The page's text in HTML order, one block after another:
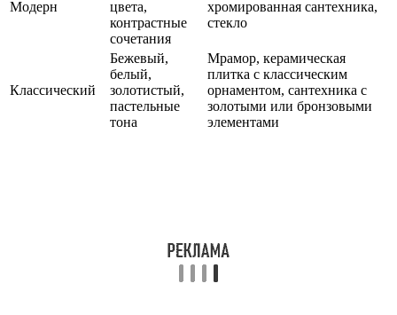
Модерн
цвета,
контрастные
сочетания
хромированная сантехника,
стекло
Классический
Бежевый,
белый,
золотистый,
пастельные
тона
Мрамор, керамическая
плитка с классическим
орнаментом, сантехника с
золотыми или бронзовыми
элементами